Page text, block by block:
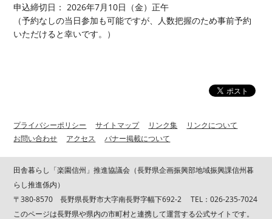
申込締切日： 2026年7月10日（金）正午
（予約なしの当日参加も可能ですが、人数把握のため事前予約
いただけると幸いです。）
プライバシーポリシー サイトマップ リンク集
リンクについて
お問い合わせ
アクセス バナー掲載について
田舎暮らし「楽園信州」推進協議会（長野県企画振興部地域振興課信州暮
らし推進係内）
〒380-8570 長野県長野市大字南長野字幅下692-2 TEL：026-235-7024
このページは長野県や県内の市町村と連携して運営する公式サイトです。